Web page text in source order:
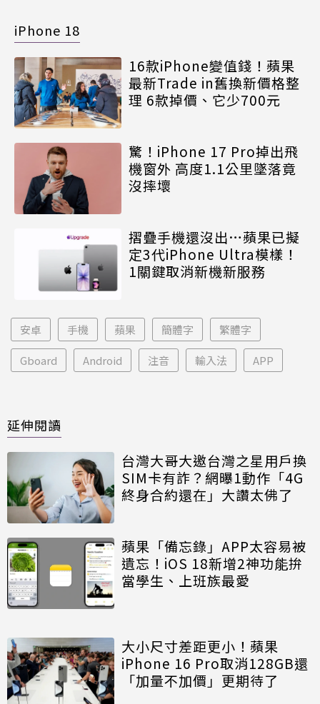
iPhone 18
16款iPhone變值錢！蘋果
最新Trade in舊換新價格整
理 6款掉價、它少700元
驚！iPhone 17 Pro掉出飛
機窗外 高度1.1公里墜落竟
沒摔壞
摺疊手機還沒出…蘋果已擬
定3代iPhone Ultra模樣！
1關鍵取消新機新服務
安卓 手機 蘋果 簡體字 繁體字
Gboard Android 注音 輸入法 APP
延伸閱讀
台灣大哥大邀台灣之星用戶換
SIM卡有詐？網曝1動作「4G
終身合約還在」大讚太佛了
蘋果「備忘錄」APP太容易被
遺忘！iOS 18新增2神功能拚
當學生、上班族最愛
大小尺寸差距更小！蘋果
iPhone 16 Pro取消128GB還
「加量不加價」更期待了